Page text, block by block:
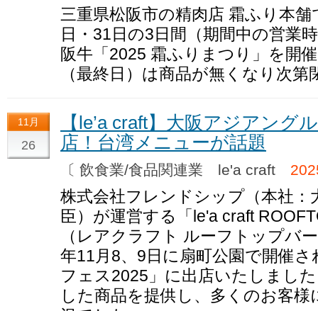
三重県松阪市の精肉店 霜ふり本
日・31日の3日間（期間中の営業
阪牛「2025 霜ふりまつり」を開
（最終日）は商品が無くなり次
11月
26
【le’a craft】大阪アジアング
店！台湾メニューが話題
〔 飲食業/食品関連業 le'a craft
株式会社フレンドシップ（本社：
臣）が運営する「le'a craft
（レアクラフト ルーフトップバ
年11月8、9日に扇町公園で開催
フェス2025」に出店いたしまし
した商品を提供し、多くのお客